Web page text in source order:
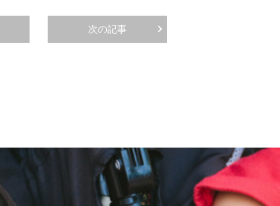
次の記事